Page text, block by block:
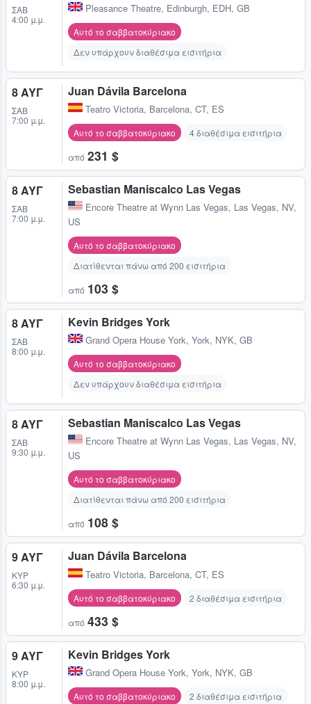
ΣΆΒ
4:00 μ.μ.
Pleasance Theatre, Edinburgh, EDH, GB
Αυτό το σαββατοκύριακο
Δεν υπάρχουν διαθέσιμα εισιτήρια
8 ΑΥΓ
ΣΆΒ
7:00 μ.μ.
Juan Dávila Barcelona
Teatro Victoria, Barcelona, CT, ES
Αυτό το σαββατοκύριακο 4 διαθέσιμα εισιτήρια
από 231 $
8 ΑΥΓ
ΣΆΒ
7:00 μ.μ.
Sebastian Maniscalco Las Vegas
Encore Theatre at Wynn Las Vegas, Las Vegas, NV,
US
Αυτό το σαββατοκύριακο
Διατίθενται πάνω από 200 εισιτήρια
από 103 $
8 ΑΥΓ
ΣΆΒ
8:00 μ.μ.
Kevin Bridges York
Grand Opera House York, York, NYK, GB
Αυτό το σαββατοκύριακο
Δεν υπάρχουν διαθέσιμα εισιτήρια
8 ΑΥΓ
ΣΆΒ
9:30 μ.μ.
Sebastian Maniscalco Las Vegas
Encore Theatre at Wynn Las Vegas, Las Vegas, NV,
US
Αυτό το σαββατοκύριακο
Διατίθενται πάνω από 200 εισιτήρια
από 108 $
9 ΑΥΓ
ΚΥΡ
6:30 μ.μ.
Juan Dávila Barcelona
Teatro Victoria, Barcelona, CT, ES
Αυτό το σαββατοκύριακο 2 διαθέσιμα εισιτήρια
από 433 $
9 ΑΥΓ
ΚΥΡ
8:00 μ.μ.
Kevin Bridges York
Grand Opera House York, York, NYK, GB
Αυτό το σαββατοκύριακο 2 διαθέσιμα εισιτήρια